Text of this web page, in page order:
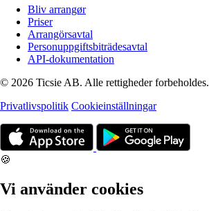
Bliv arrangør
Priser
Arrangörsavtal
Personuppgiftsbiträdesavtal
API-dokumentation
© 2026 Ticsie AB. Alle rettigheder forbeholdes.
Privatlivspolitik Cookieinställningar
🍪
Vi använder cookies